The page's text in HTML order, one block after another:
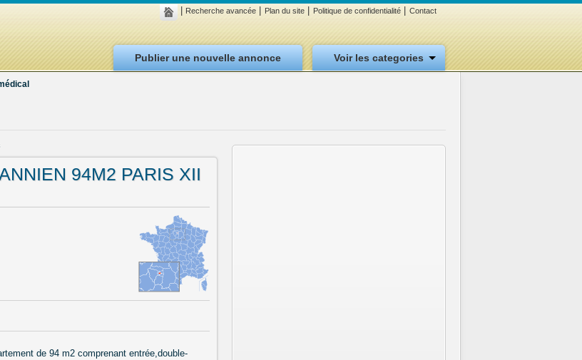
Publier une nouvelle annonce
Recherche avancée Plan du site Politique de confidentialité Contact
Voir les categories
94M2 PARIS XII
de 94 m2 comprenant entrée,double-